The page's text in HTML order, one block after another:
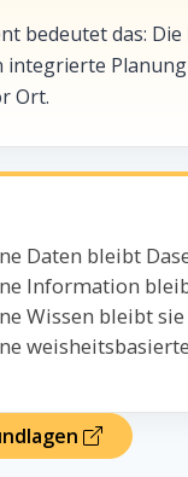
bedeutet das:
Ort.
Daten bleibt
Information
Wissen bleibt